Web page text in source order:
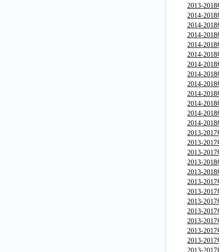
告
教）市场
研究报告
2013-
场深度调
告
2014-
书市场深
究报告
2014-
深度调研
2014-
深度调研
2014-
行业深度
报告
2014-
深度调研
2014-
市场深度
分析报告
2014-
市场深度
分析报告
2014-
及发展趋
2014-
分析与投
2014-
发展分析
2014-
分析与投
2014-
业深度评
告
2013-
深度调研
2013-
深度调研
2013-
行业深度
报告
2013-
市场深度
分析报告
2013-
市场深度
分析报告
2013-
及发展趋
2013-
分析与投
2013-
发展分析
2013-
分析与投
2013-
分析与投
2013-
分析与投
2013-
业深度评
2013-